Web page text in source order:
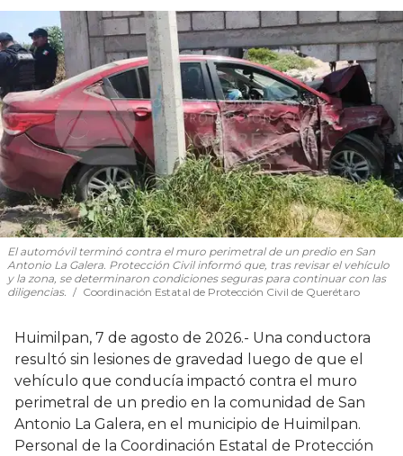
El automóvil terminó contra el muro perimetral de un predio en San
Antonio La Galera. Protección Civil informó que, tras revisar el vehículo
y la zona, se determinaron condiciones seguras para continuar con las
diligencias.
Coordinación Estatal de Protección Civil de Querétaro
Huimilpan, 7 de agosto de 2026.- Una conductora
resultó sin lesiones de gravedad luego de que el
vehículo que conducía impactó contra el muro
perimetral de un predio en la comunidad de San
Antonio La Galera, en el municipio de Huimilpan.
Personal de la Coordinación Estatal de Protección